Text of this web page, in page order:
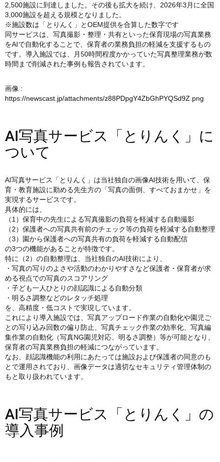
2,500施設に到達しました。その後も拡大を続け、2026年3月に全国
3,000施設を超える規模となりました。
※施設数は「とりんく」とOEM提供を合算した数字です
同サービスは、写真撮影・整理・共有といった保育現場の写真業務
をAIで自動化することで、保育者の業務負担の軽減を支援するもの
です。導入施設では、月50時間程度かかっていた写真整理業務が数
時間まで削減された事例も報告されています。
画像 :
https://newscast.jp/attachments/z88PDpgY4ZbGhPYQSd9Z.png
AI写真サービス「とりんく」に
ついて
AI写真サービス「とりんく」は当社独自の画像AI技術を用いて、保
育・教育施設に勤める先生方の「写真の面倒、すべておまかせ」を
実現するサービスです。
具体的には、
（1）保育中の先生による写真撮影の負荷を軽減する自動撮影
（2）保護者への写真共有前のチェック等の負荷を軽減する自動整理
（3）園から保護者への写真共有の負荷を軽減する自動配信
の3つの機能があることが特徴です。
特に（2）の自動整理は、当社独自のAI技術により、
・写真の写りのよさや活動のわかりやすさなど保護者・保育者が求
める視点での写真のスコアリング
・子ども一人ひとりの顔認識による自動分類
・明るさ調整などのレタッチ処理
を、高精度・低コストで実現しています。
これにより導入施設では、写真アップロード作業の自動化や園児ご
との写り込み回数の偏り防止、写真チェック作業の効率化、写真編
集作業の自動化（写真NG園児対応、明るさ調整）等が可能となり、
保育者の写真業務負担の軽減につながっています。
なお、顔認識機能の利用にあたっては施設および保護者の同意のも
とで運用されており、画像データは適切なセキュリティ管理体制の
もと取り扱われています。
AI写真サービス「とりんく」の
導入事例